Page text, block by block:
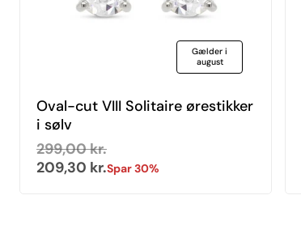
Oval-cut VIII Solitaire ørestikker
i sølv
Gælder i
august
Normal pris
299,00 kr.
Udsalgspris
209,30 kr.Spar 30%